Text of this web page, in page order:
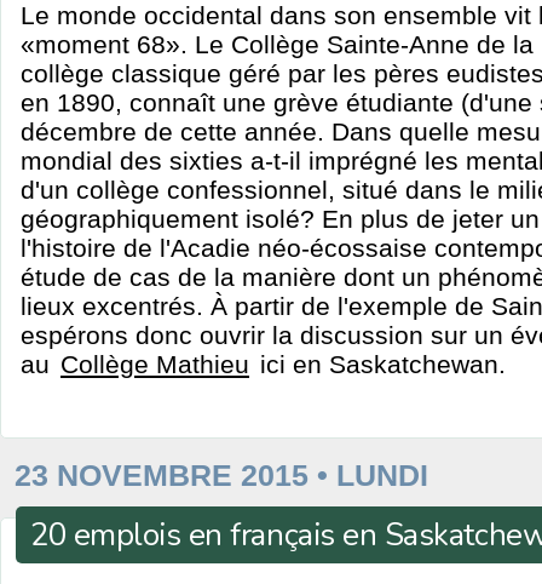
Le monde occidental dans son ensemble vit
«moment 68». Le Collège Sainte-Anne de
collège classique géré par les pères
en 1890, connaît une grève étudiante (d'une
décembre de cette année. Dans quelle
mondial des sixties a-t-il imprégné les
d'un collège confessionnel, situé dans le
géographiquement isolé? En plus de jeter
l'histoire de l'Acadie néo-écossaise
étude de cas de la manière dont un
lieux excentrés. À partir de l'exemple de
espérons donc ouvrir la discussion sur un
au Collège Mathieu ici en Saskatchewan.
23 NOVEMBRE 2015 • LUNDI
20 emplois en français en